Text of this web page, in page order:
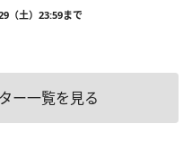
（土）23:59まで
ー一覧を見る